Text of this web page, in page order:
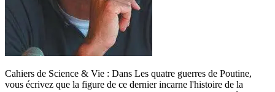
Cahiers de Science & Vie : Dans Les quatre guerres de Poutine,
vous écrivez que la figure de ce dernier incarne l'histoire de la